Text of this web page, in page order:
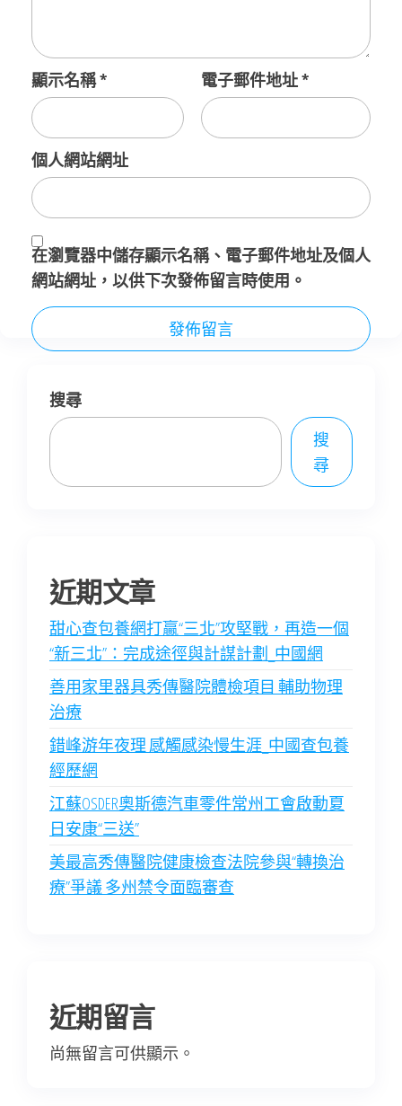
顯示名稱* 電子郵件地址*
個人網站網址
在瀏覽器中儲存顯示名稱、電子郵件地址及個人
網站網址，以供下次發佈留言時使用。
搜尋
搜
尋
近期文章
甜心查包養網打贏“三北”攻堅戰，再造一個
“新三北”：完成途徑與計謀計劃_中國網
善用家里器具秀傳醫院體檢項目 輔助物理
治療
錯峰游年夜理 感觸感染慢生涯_中國查包養
經歷網
江蘇OSDER奧斯德汽車零件常州工會啟動夏
日安康“三送”
美最高秀傳醫院健康檢查法院參與“轉換治
療”爭議 多州禁令面臨審查
近期留言
尚無留言可供顯示。